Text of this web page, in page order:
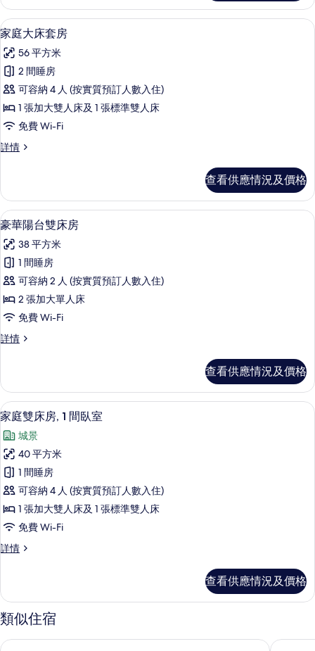
片
詳
情
載
入
所
有
家
庭
床
房
的
相
片
家庭大床套房 | 高級寢具、羽絨被、
15
家庭大床套房
56 平方米
2 間睡房
可容納 4 人 (按實質預訂人數入住)
1 張加大雙人床及 1 張標準雙人床
免費 Wi-Fi
詳情
家
套
房
詳
查看供應情況及價格
載
入
所
有
豪
華
台
床
房
的
相
片
豪華陽台雙床房 | 高級寢具、羽絨被
16
豪華陽台雙床房
38 平方米
1 間睡房
可容納 2 人 (按實質預訂人數入住)
2 張加大單人床
免費 Wi-Fi
詳情
豪
雙
床
房
詳
情
查看供應情況及價格
載
入
所
有
家
庭
雙
房,
間
臥
室
的
家庭雙床房, 1 間臥室 | 高級寢具、羽
8
家庭雙床房, 1 間臥室
城景
40 平方米
1 間睡房
可容納 4 人 (按實質預訂人數入住)
1 張加大雙人床及 1 張標準雙人床
免費 Wi-Fi
詳情
家
房,
1
間
查看供應情況及價格
類似住宿
廣州雲佳酒店 廣州城